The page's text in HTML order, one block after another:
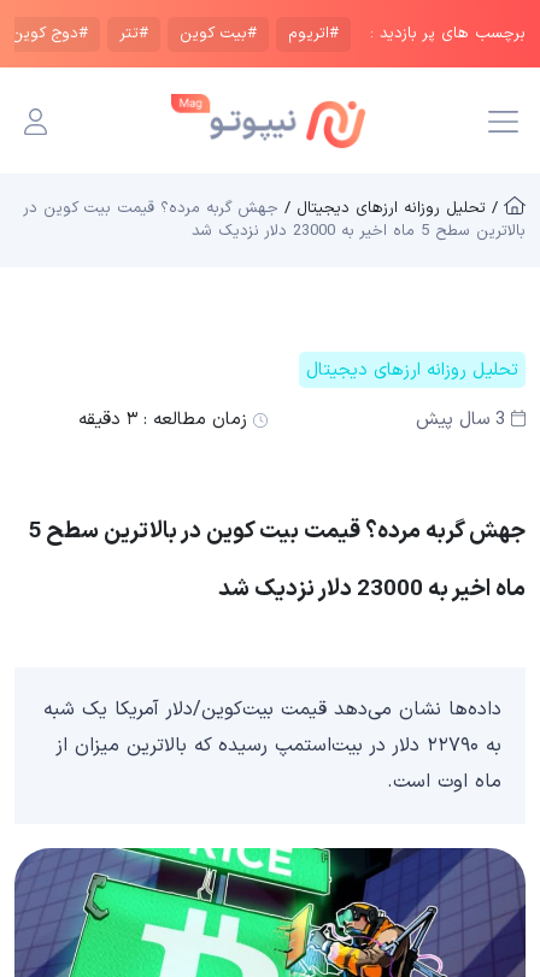
برچسب های پر بازدید : #اتریوم #بیت کوین #تتر #دوج کوین
/ تحلیل روزانه ارزهای دیجیتال / جهش گربه مرده؟ قیمت بیت کوین در
بالاترین سطح 5 ماه اخیر به 23000 دلار نزدیک شد
تحلیل روزانه ارزهای دیجیتال
3 سال پیش
زمان مطالعه : ۳ دقیقه
جهش گربه مرده؟ قیمت بیت کوین در بالاترین سطح 5
ماه اخیر به 23000 دلار نزدیک شد
داده‌ها نشان می‌دهد قیمت بیت‌کوین/دلار آمریکا یک شبه
به ۲۲۷۹۰ دلار در بیت‌استمپ رسیده که بالاترین میزان از
ماه اوت است.